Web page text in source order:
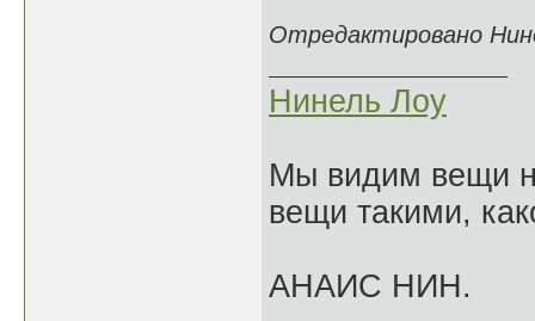
Отредактировано
Нинель Лоу
Мы видим вещи
вещи такими,
АНАИС НИН.